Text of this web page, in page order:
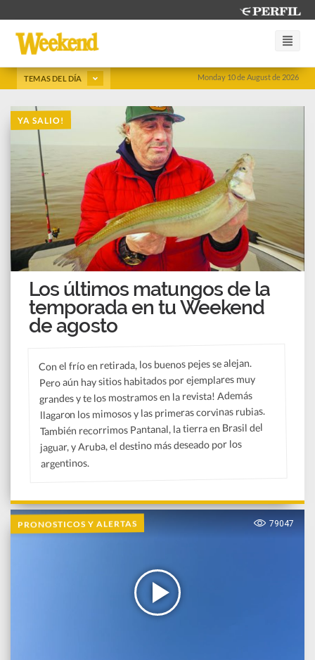
Monday 10 de August de 2026
TEMAS DEL DÍA
YA SALIO!
Los últimos matungos de la
temporada en tu Weekend
de agosto
Con el frío en retirada, los buenos pejes se alejan.
Pero aún hay sitios habitados por ejemplares muy
grandes y te los mostramos en la revista! Además
llagaron los mimosos y las primeras corvinas rubias.
También recorrimos Pantanal, la tierra en Brasil del
jaguar, y Aruba, el destino más deseado por los
argentinos.
PRONOSTICOS Y ALERTAS